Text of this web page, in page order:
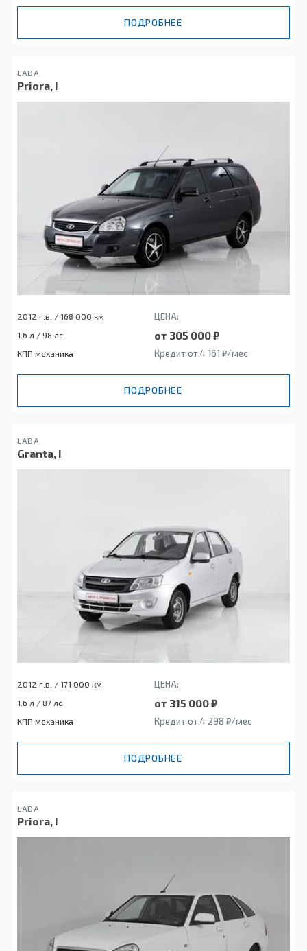
ПОДРОБНЕЕ
LADA
Priora, I
2012 г.в. / 168 000 км ЦЕНА:
1.6 л / 98 лс от 305 000 ₽
КПП механика Кредит от 4 161 ₽/мес
ПОДРОБНЕЕ
LADA
Granta, I
2012 г.в. / 171 000 км ЦЕНА:
1.6 л / 87 лс от 315 000 ₽
КПП механика Кредит от 4 298 ₽/мес
ПОДРОБНЕЕ
LADA
Priora, I